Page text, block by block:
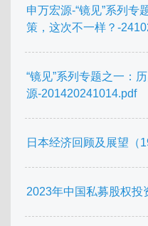
申万宏源-“镜见”系列专
策，这次不一样？-
“镜见”系列专题之一：
源-201420241014.pdf
日本经济回顾及展望（
2023年中国私募股权投